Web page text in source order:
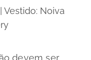
Vestido: Noiva
devem ser